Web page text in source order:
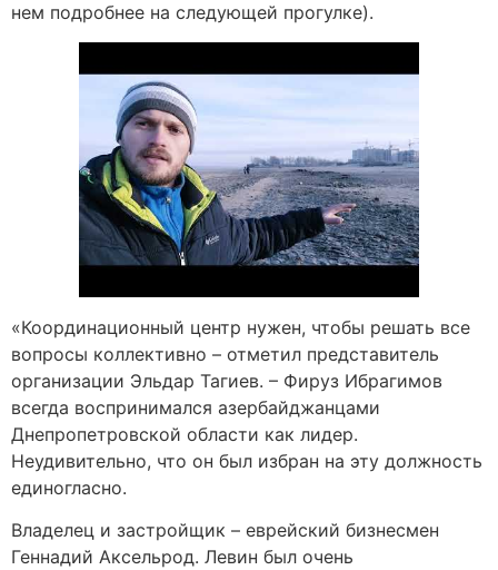
нем подробнее на следующей прогулке).
«Координационный центр нужен, чтобы решать все
вопросы коллективно – отметил представитель
организации Эльдар Тагиев. – Фируз Ибрагимов
всегда воспринимался азербайджанцами
Днепропетровской области как лидер.
Неудивительно, что он был избран на эту должность
единогласно.
Владелец и застройщик – еврейский бизнесмен
Геннадий Аксельрод. Левин был очень